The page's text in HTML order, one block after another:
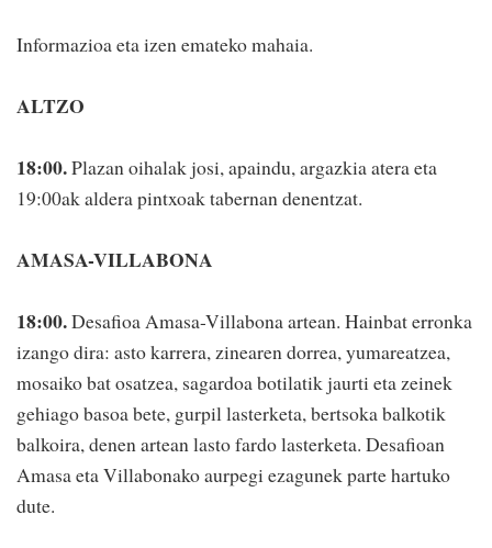
Informazioa eta izen emateko mahaia.
ALTZO
18:00.Plazan oihalak josi, apaindu, argazkia atera eta
19:00ak aldera pintxoak tabernan denentzat.
AMASA-VILLABONA
18:00.Desafioa Amasa-Villabona artean. Hainbat erronka
izango dira: asto karrera, zinearen dorrea, yumareatzea,
mosaiko bat osatzea, sagardoa botilatik jaurti eta zeinek
gehiago basoa bete, gurpil lasterketa, bertsoka balkotik
balkoira, denen artean lasto fardo lasterketa. Desafioan
Amasa eta Villabonako aurpegi ezagunek parte hartuko
dute.